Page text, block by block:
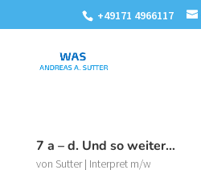
+49171 4966117
7 a – d. Und so weiter…
von Sutter| Interpret m/w